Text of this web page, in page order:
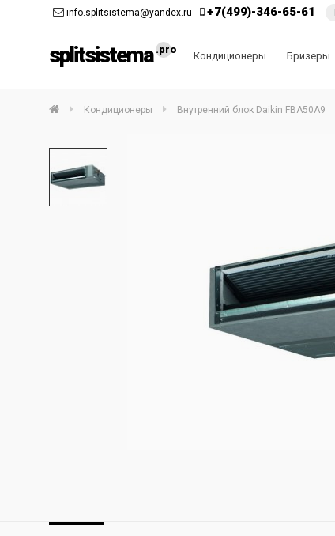
splitsistema Кондиционеры Бризеры
info.splitsistema@yandex.ru +7(499)-346-65-61
Кондиционеры Внутренний блок Daikin FBA50A9